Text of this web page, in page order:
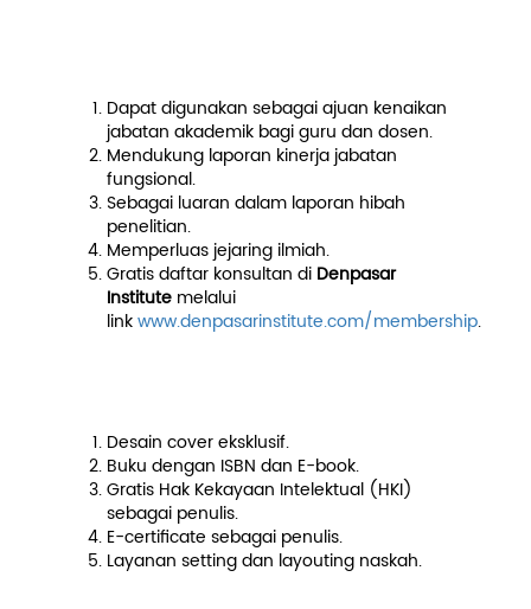
Dapat digunakan sebagai ajuan kenaikan
jabatan akademik bagi guru dan dosen.
Mendukung laporan kinerja jabatan
fungsional.
Sebagai luaran dalam laporan hibah
penelitian.
Memperluas jejaring ilmiah.
Gratis daftar konsultan di Denpasar
Institute melalui
linkwww.denpasarinstitute.com/membership.
Desain cover eksklusif.
Buku dengan ISBN dan E-book.
Gratis Hak Kekayaan Intelektual (HKI)
sebagai penulis.
E-certificate sebagai penulis.
Layanan setting dan layouting naskah.